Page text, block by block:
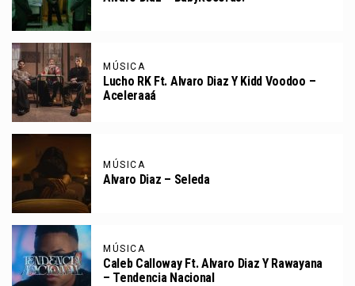
MÚSICA
Lucho RK Ft. Alvaro Diaz Y Kidd Voodoo –
Aceleraaá
MÚSICA
Alvaro Diaz – Seleda
MÚSICA
Caleb Calloway Ft. Alvaro Diaz Y Rawayana
– Tendencia Nacional